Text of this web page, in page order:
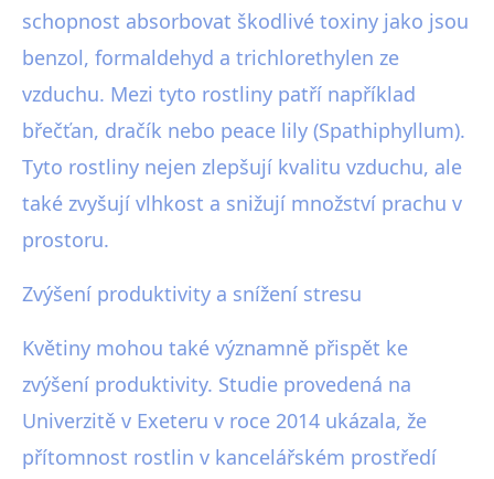
schopnost absorbovat škodlivé toxiny jako jsou
benzol, formaldehyd a trichlorethylen ze
vzduchu. Mezi tyto rostliny patří například
břečťan, dračík nebo peace lily (Spathiphyllum).
Tyto rostliny nejen zlepšují kvalitu vzduchu, ale
také zvyšují vlhkost a snižují množství prachu v
prostoru.
Zvýšení produktivity a snížení stresu
Květiny mohou také významně přispět ke
zvýšení produktivity. Studie provedená na
Univerzitě v Exeteru v roce 2014 ukázala, že
přítomnost rostlin v kancelářském prostředí